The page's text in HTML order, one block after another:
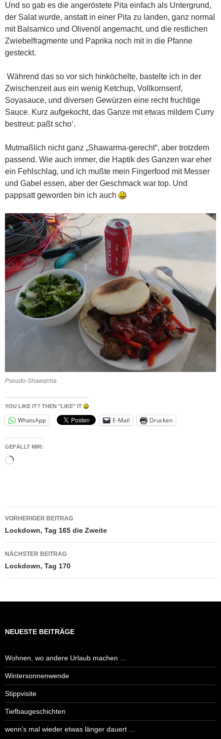
Und so gab es die angeröstete Pita einfach als Untergrund,
der Salat wurde, anstatt in einer Pita zu landen, ganz normal
mit Balsamico und Olivenöl angemacht, und die restlichen
Zwiebelfragmente und Paprika noch mit in die Pfanne
gesteckt.
Während das so vor sich hinköchelte, bastelte ich in der
Zwischenzeit aus ein wenig Ketchup, Vollkornsenf,
Soyasauce, und diversen Gewürzen eine recht fruchtige
Sauce. Kurz aufgekocht, das Ganze mit etwas mildem Curry
bestreut: paßt scho‘.
Mutmaßlich nicht ganz „Shawarma-gerecht“, aber trotzdem
passend. Wie auch immer, die Haptik des Ganzen war eher
ein Fehlschlag, und ich mußte mein Fingerfood mit Messer
und Gabel essen, aber der Geschmack war top. Und
pappsatt geworden bin ich auch
Pseudo-Shawarma
YOU LIKE IT? THEN "LIKE" IT
WhatsApp E-Mail Drucken
GEFÄLLT MIR:
Wird
Beitragsnavigation
VORHERIGER BEITRAG
Lockdown, Tag 165 die Zweite
NÄCHSTER BEITRAG
Lockdown, Tag 170
NEUESTE BEITRÄGE
Wohnen, wo andere Urlaub machen …
Wintersonnenwende
Stippvisite
Tiefbaugeschichten
wenn’s mal wieder etwas länger dauert …